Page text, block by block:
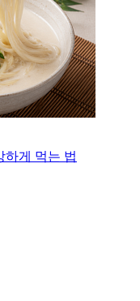
하게 먹는 법